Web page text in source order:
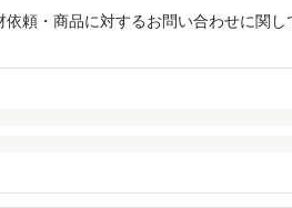
依頼・商品に対するお問い合わせに関